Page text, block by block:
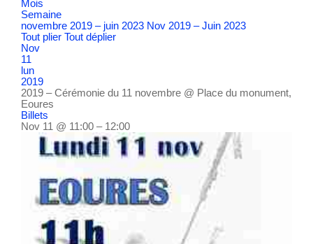
Mois
Semaine
novembre 2019 – juin 2023 Nov 2019 – Juin 2023
Tout plier Tout déplier
Nov
11
lun
2019
2019 – Cérémonie du 11 novembre @ Place du monument,
Eoures
Billets
Nov 11 @ 11:00 – 12:00